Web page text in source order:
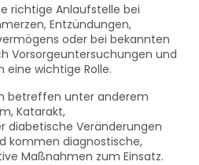
richtige Anlaufstelle bei
Entzündungen,
oder bei bekannten
Vorsorgeuntersuchungen und
eine wichtige Rolle.
betreffen unter anderem
Katarakt,
diabetische Veränderungen
kommen diagnostische,
Maßnahmen zum Einsatz.